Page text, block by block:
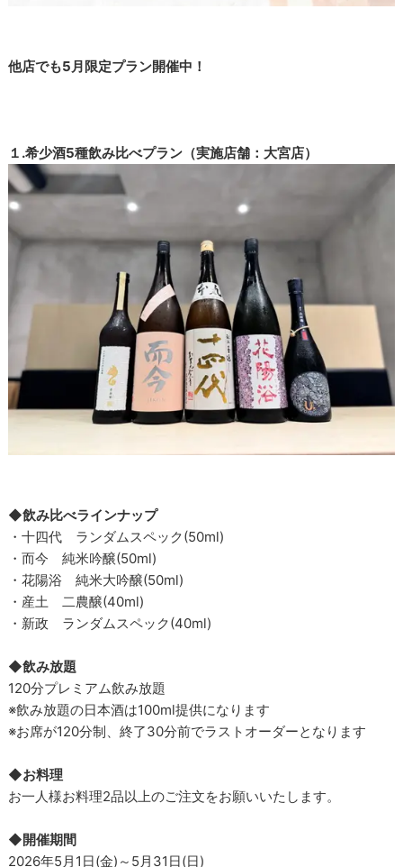
他店でも5月限定プラン開催中！
１.希少酒5種飲み比べプラン（実施店舗：大宮店）
◆飲み比べラインナップ
・十四代 ランダムスペック(50ml)
・而今 純米吟醸(50ml)
・花陽浴 純米大吟醸(50ml)
・産土 二農醸(40ml)
・新政 ランダムスペック(40ml)
◆飲み放題
120分プレミアム飲み放題
※飲み放題の日本酒は100ml提供になります
※お席が120分制、終了30分前でラストオーダーとなります
◆お料理
お一人様お料理2品以上のご注文をお願いいたします。
◆開催期間
2026年5月1日(金)～5月31日(日)